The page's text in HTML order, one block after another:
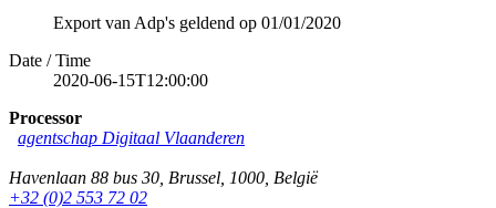
Export van Adp's geldend op 01/01/2020
Date / Time
2020-06-15T12:00:00
Processor
agentschap Digitaal Vlaanderen
Havenlaan 88 bus 30 Brussel 1000 België
+32 (0)2 553 72 02